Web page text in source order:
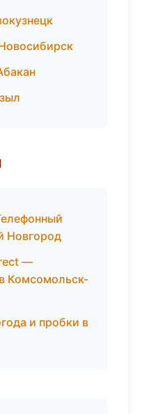
Новгород
—
Комсомольск-
и пробки в